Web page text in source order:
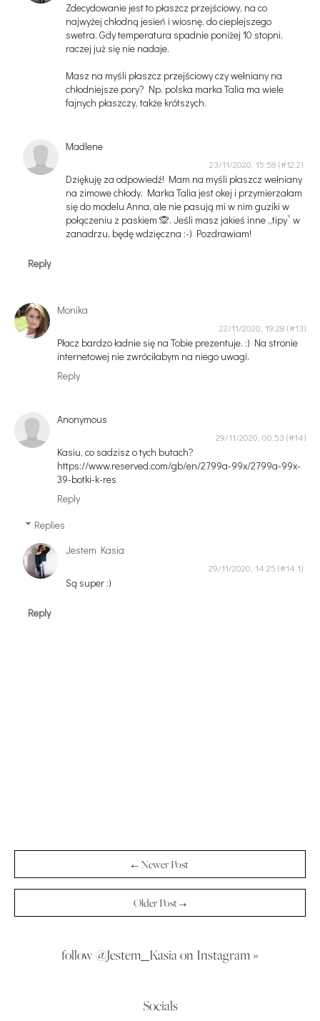
Zdecydowanie jest to płaszcz przejściowy, na co
najwyżej chłodną jesień i wiosnę, do cieplejszego
swetra. Gdy temperatura spadnie poniżej 10 stopni,
raczej już się nie nadaje.
Masz na myśli płaszcz przejściowy czy wełniany na
chłodniejsze pory? Np. polska marka Talia ma wiele
fajnych płaszczy, także krótszych.
Madlene
23/11/2020, 15:58
Dziękuję za odpowiedź! Mam na myśli płaszcz wełniany
na zimowe chłody. Marka Talia jest okej i przymierzałam
się do modelu Anna, ale nie pasują mi w nim guziki w
połączeniu z paskiem 🙊. Jeśli masz jakieś inne „tipy” w
zanadrzu, będę wdzięczna :-) Pozdrawiam!
Reply
Monika
22/11/2020, 19:28
Płacz bardzo ładnie się na Tobie prezentuje. :) Na stronie
internetowej nie zwróciłabym na niego uwagi.
Reply
Anonymous
29/11/2020, 00:53
Kasiu, co sadzisz o tych butach?
https://www.reserved.com/gb/en/2799a-99x/2799a-99x-
39-botki-k-res
Reply
Replies
Jestem Kasia
29/11/2020, 14:25
Są super :)
Reply
← Newer Post
Older Post →
follow @Jestem_Kasia on Instagram »
Socials